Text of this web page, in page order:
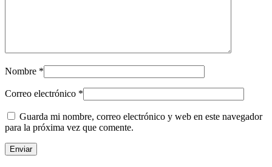
Nombre *
Correo electrónico *
Guarda mi nombre, correo electrónico y web en este navegador
para la próxima vez que comente.